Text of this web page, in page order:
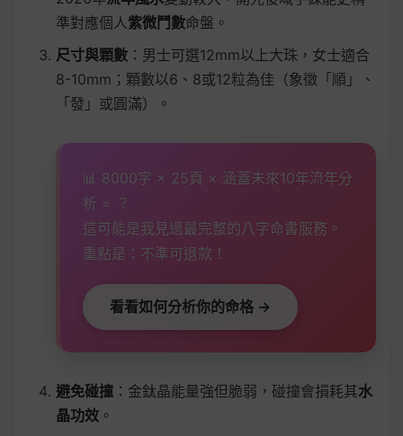
準對應個人 紫微鬥數命盤。
尺寸與顆數 ：男士可選12mm以上大珠，女士適合
8-10mm；顆數以6、8或12粒為佳（象徵「順」、
「發」或圓滿）。
📊 8000字 × 25頁 × 涵蓋未來10年流年分
析 = ？
這可能是我見過最完整的八字命書服務。
重點是：不準可退款！
看看如何分析你的命格 →
避免碰撞 ：金鈦晶能量強但脆弱，碰撞會損耗其水
晶功效 。